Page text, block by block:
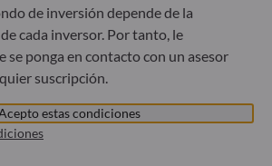
autorizada por la
(“BaFin”)
11971 juzgado de primera
LUX
de inversión depende de la
cada inversor. Por tanto, le
se ponga en contacto con un asesor
suscripción.
estas condiciones